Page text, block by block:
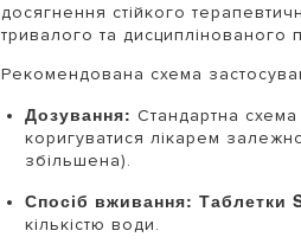
досягнення стійкого
тривалого та дисциплінованого
Рекомендована схема
Дозування: Стандартна
коригуватися лікарем
збільшена).
Спосіб вживання: Таблетки
кількістю води.